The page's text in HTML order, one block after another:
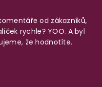
od zákazníků,
rychle? YOO. A byl
že hodnotíte.